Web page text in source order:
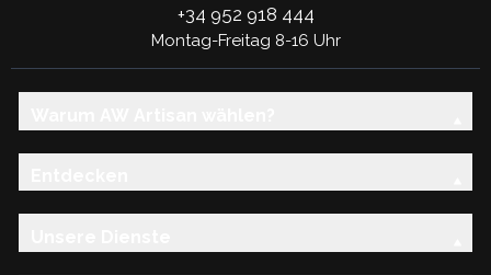
+34 952 918 444
Montag-Freitag 8-16 Uhr